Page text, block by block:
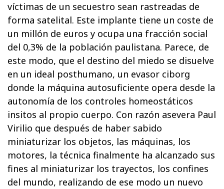
víctimas de un secuestro sean rastreadas de
forma satelital. Este implante tiene un coste de
un millón de euros y ocupa una fracción social
del 0,3% de la población paulistana. Parece, de
este modo, que el destino del miedo se disuelve
en un ideal posthumano, un evasor ciborg
donde la máquina autosuficiente opera desde la
autonomía de los controles homeostáticos
insitos al propio cuerpo. Con razón asevera Paul
Virilio que después de haber sabido
miniaturizar los objetos, las máquinas, los
motores, la técnica finalmente ha alcanzado sus
fines al miniaturizar los trayectos, los confines
del mundo, realizando de ese modo un nuevo